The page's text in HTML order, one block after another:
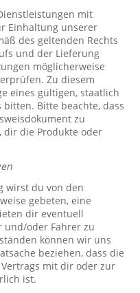
mit
Einhaltung unserer
des geltenden Rechts
und der Lieferung
möglicherweise
Zu diesem
eines gültigen, staatlich
Bitte beachte, dass
zu
die Produkte oder
wirst du von den
gebeten, eine
dir eventuell
und/oder Fahrer zu
können wir uns
beziehen, dass die
mit dir oder zur
ist.